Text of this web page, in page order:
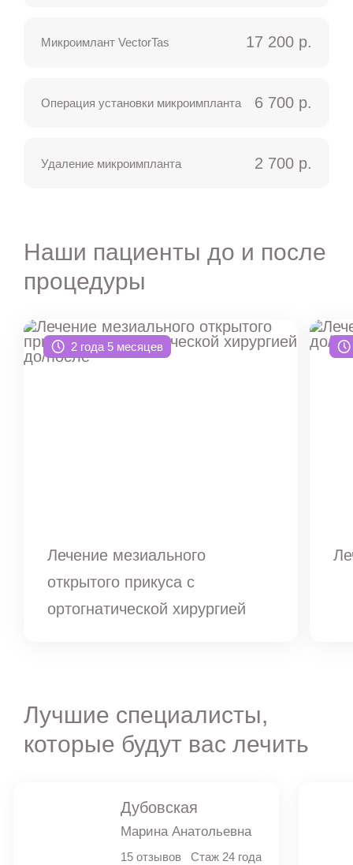
Микроимлант VectorTas 17 200 р.
Операция установки микроимпланта 6 700 р.
Удаление микроимпланта 2 700 р.
Наши пациенты до и после
процедуры
2 года 5 месяцев
Лечение мезиального
открытого прикуса с
ортогнатической хирургией
Лучшие специалисты,
которые будут вас лечить
Дубовская
Марина Анатольевна
15 отзывов Стаж 24 года